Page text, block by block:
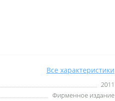
Все характеристики
2011
Фирменное издание